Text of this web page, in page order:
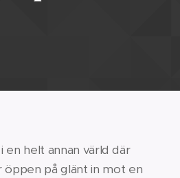
en helt annan värld där
öppen på glänt in mot en